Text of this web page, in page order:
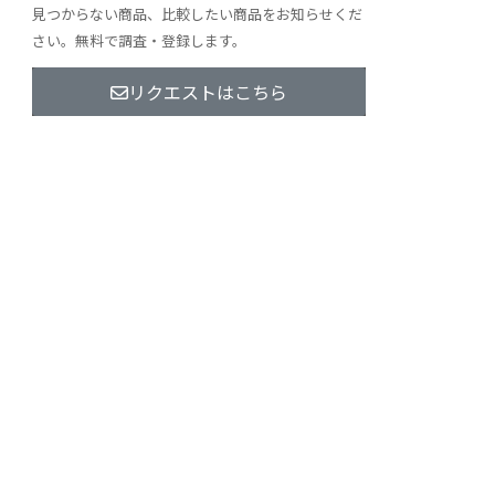
見つからない商品、比較したい商品をお知らせくだ
さい。無料で調査・登録します。
リクエストはこちら